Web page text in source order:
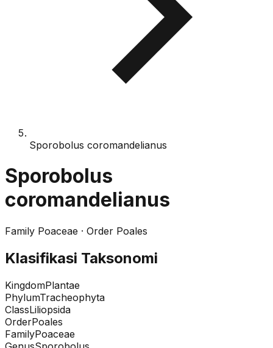
Sporobolus coromandelianus
Sporobolus
coromandelianus
Family Poaceae · Order Poales
Klasifikasi Taksonomi
KingdomPlantae
PhylumTracheophyta
ClassLiliopsida
OrderPoales
FamilyPoaceae